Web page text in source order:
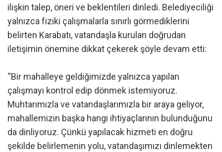
ilişkin talep, öneri ve beklentileri dinledi. Belediyeciliği
yalnızca fiziki çalışmalarla sınırlı görmediklerini
belirten Karabatı, vatandaşla kurulan doğrudan
iletişimin önemine dikkat çekerek şöyle devam etti:
“Bir mahalleye geldiğimizde yalnızca yapılan
çalışmayı kontrol edip dönmek istemiyoruz.
Muhtarımızla ve vatandaşlarımızla bir araya geliyor,
mahallemizin başka hangi ihtiyaçlarının bulunduğunu
da dinliyoruz. Çünkü yapılacak hizmeti en doğru
şekilde belirlemenin yolu, vatandaşımızı dinlemekten